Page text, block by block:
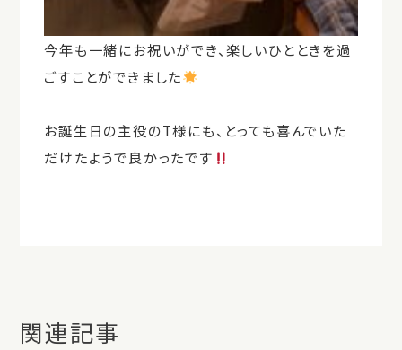
今年も一緒にお祝いができ、楽しいひとときを過
ごすことができました
お誕生日の主役のT様にも、とっても喜んでいた
だけたようで良かったです
関連記事